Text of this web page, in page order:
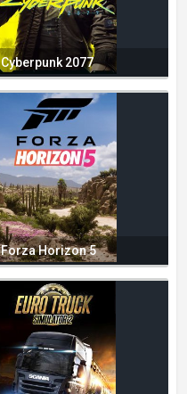
Cyberpunk 2077
Forza Horizon 5